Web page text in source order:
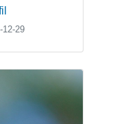
12-29